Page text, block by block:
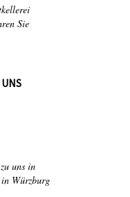
Sie
uns in
Würzburg